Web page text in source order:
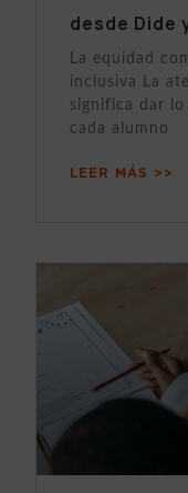
desde Dide
La equidad
inclusiva La
significa dar
cada alumno
LEER MÁS >>